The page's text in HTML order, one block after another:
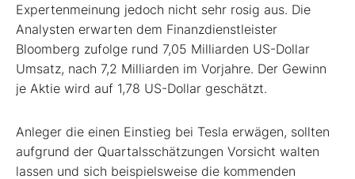
Expertenmeinung jedoch nicht sehr rosig aus. Die
Analysten erwarten dem Finanzdienstleister
Bloomberg zufolge rund 7,05 Milliarden US-Dollar
Umsatz, nach 7,2 Milliarden im Vorjahre. Der Gewinn
je Aktie wird auf 1,78 US-Dollar geschätzt.
Anleger die einen Einstieg bei Tesla erwägen, sollten
aufgrund der Quartalsschätzungen Vorsicht walten
lassen und sich beispielsweise die kommenden